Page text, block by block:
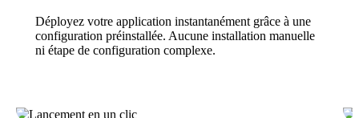
Déployez votre application instantanément grâce à une
configuration préinstallée. Aucune installation manuelle
ni étape de configuration complexe.